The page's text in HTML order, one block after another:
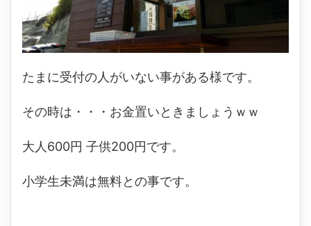
たまに受付の人がいない事がある様です。
その時は・・・お金置いときましょうｗｗ
大人600円 子供200円です。
小学生未満は無料との事です。